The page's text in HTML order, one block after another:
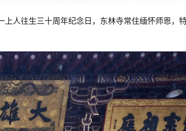
人往生三十周年纪念日，东林寺常住缅怀师恩，